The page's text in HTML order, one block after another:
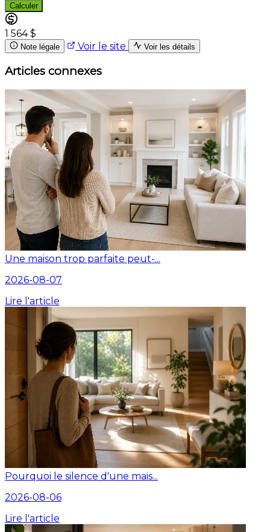
Calculer
1 564 $
Note légale Voir le site Voir les détails
Articles connexes
Une maison trop parfaite peut-...
2026-08-07
Lire l'article
Pourquoi le silence d'une mais...
2026-08-06
Lire l'article